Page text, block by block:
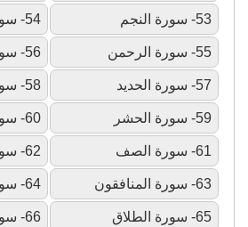
53- سورة النجم 54- سورة القمر
55- سورة الرحمن 56- سورة الواقعة
57- سورة الحديد 58- سورة المجادلة
59- سورة الحشر 60- سورة الممتحنة
61- سورة الصف 62- سورة الجمعة
63- سورة المنافقون 64- سورة التغابن
65- سورة الطلاق 66- سورة التحريم